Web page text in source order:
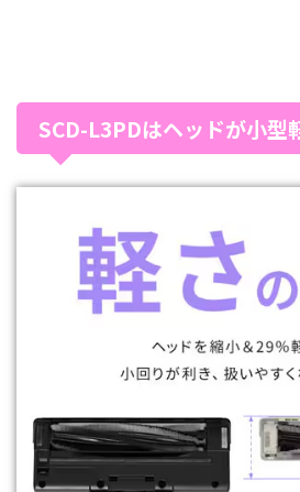
SCD-L3PDはヘッドが小型